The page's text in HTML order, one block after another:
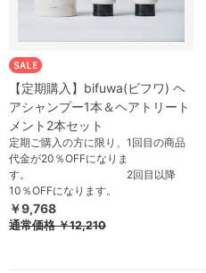
【定期購入】bifuwa(ビフワ) ヘ
アシャンプー1本＆ヘアトリート
メント2本セット
定期ご購入の方に限り、1回目の商品
代金が20％OFFになりま
す。 2回目以降
10％OFFになります。
￥9,768
通常価格￥12,210